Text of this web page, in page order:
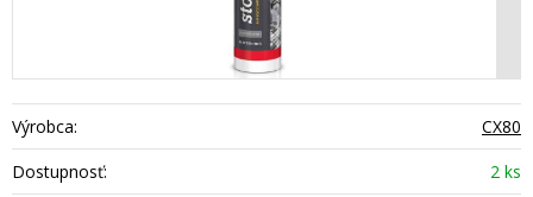
Výrobca:
CX80
Dostupnosť:
2 ks